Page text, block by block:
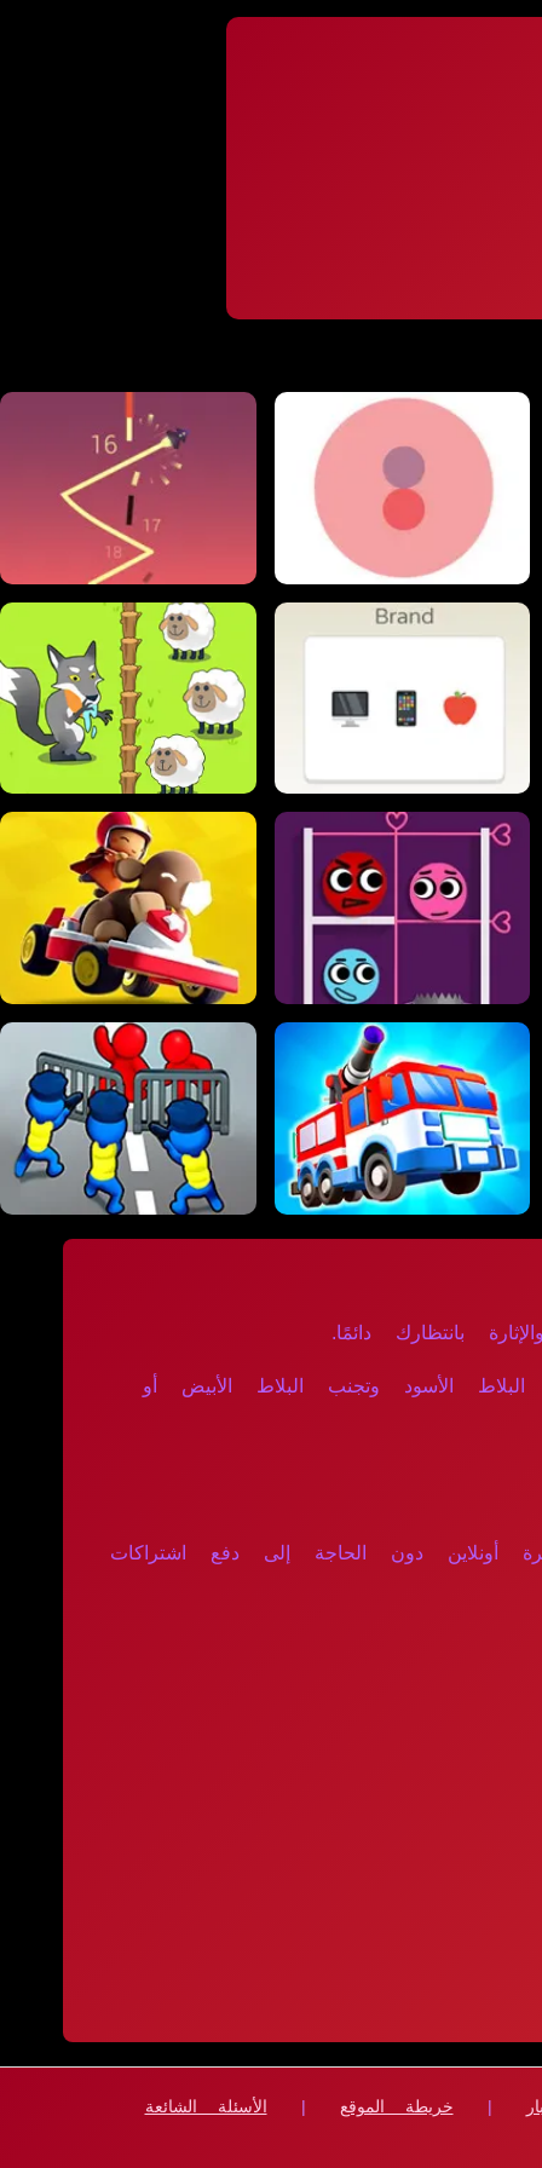
بانتظارك دائمًا.
الأسود وتجنب البلاط الأبيض أو
أونلاين دون الحاجة إلى دفع اشتراكات
| خريطة الموقع | الأسئلة الشائعة